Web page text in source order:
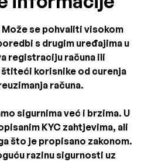
se pohvaliti visokom
s drugim uređajima u
registraciju računa ili
korisnike od curenja
računa.
sigurnima već i brzima. U
KYC zahtjevima, ali
što je propisano zakonom.
razinu sigurnosti uz